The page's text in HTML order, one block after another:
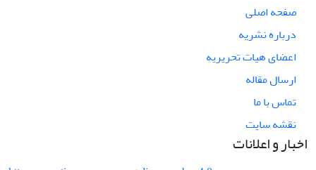
صفحه اصلی
درباره نشریه
اعضای هیات تحریریه
ارسال مقاله
تماس با ما
نقشه سایت
اخبار و اعلانات